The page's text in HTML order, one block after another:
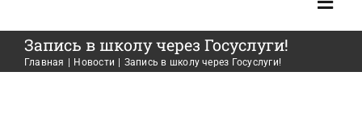
Главная
Запись в школу через Госуслуги!
Главная Новости Запись в школу через Госуслуги!